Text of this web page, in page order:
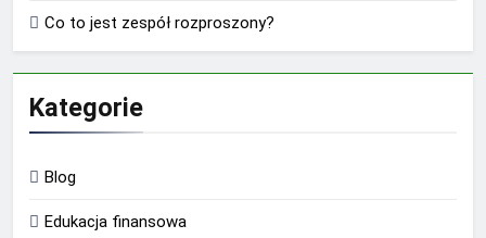
Co to jest zespół rozproszony?
Kategorie
Blog
Edukacja finansowa